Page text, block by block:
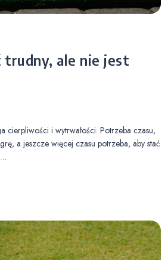
trudny, ale nie jest
cierpliwości i wytrwałości. Potrzeba czasu,
a jeszcze więcej czasu potrzeba, aby stać